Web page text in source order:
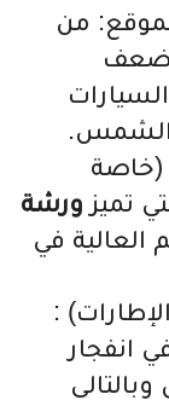
من
تضعف
الشمس.
(خاصة
تميز ورشة
العالية في
:
انفجار